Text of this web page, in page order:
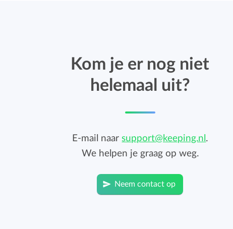
Kom je er nog niet
helemaal uit?
E-mail naarsupport@keeping.nl .
We helpen je graag op weg.
Neem contact op